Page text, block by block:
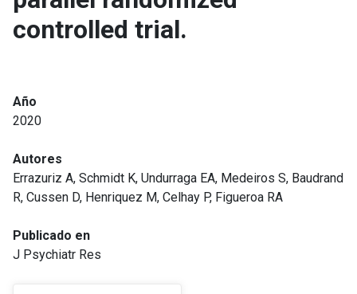
controlled trial.
Año
2020
Autores
Errazuriz A, Schmidt K, Undurraga EA, Medeiros S, Baudrand
R, Cussen D, Henriquez M, Celhay P, Figueroa RA
Publicado en
J Psychiatr Res